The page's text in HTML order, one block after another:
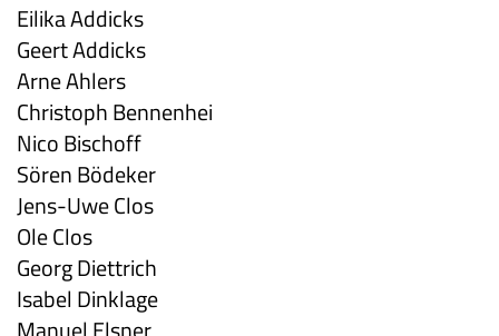
Eilika Addicks
Geert Addicks
Arne Ahlers
Christoph Bennenhei
Nico Bischoff
Sören Bödeker
Jens-Uwe Clos
Ole Clos
Georg Diettrich
Isabel Dinklage